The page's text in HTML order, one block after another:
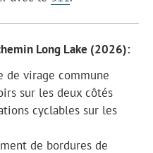
Long Lake (2026):
de virage commune
sur les deux côtés
cyclables sur les
de bordures de